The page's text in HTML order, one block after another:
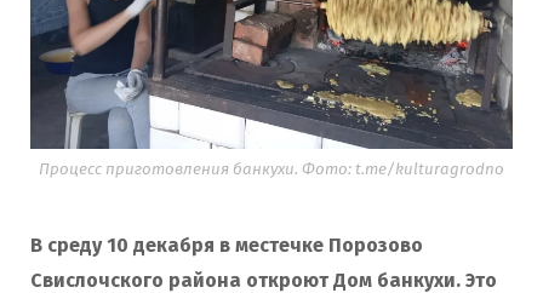
Процесс приготовления банкухи. Фото: t.me/kulturagrodno
В среду 10 декабря в местечке Порозово
Свислочского района откроют Дом банкухи. Это